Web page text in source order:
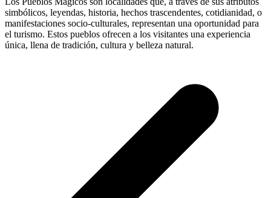
simbólicos, leyendas, historia, hechos trascendentes, cotidianidad, o
manifestaciones socio-culturales, representan una oportunidad para
el turismo. Estos pueblos ofrecen a los visitantes una experiencia
única, llena de tradición, cultura y belleza natural.